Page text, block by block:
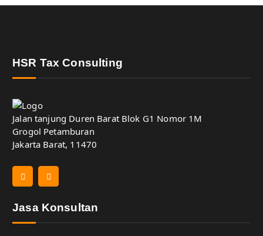
HSR Tax Consulting
Jalan tanjung Duren Barat Blok G1 Nomor 1M
Grogol Petamburan
Jakarta Barat, 11470
Jasa Konsultan